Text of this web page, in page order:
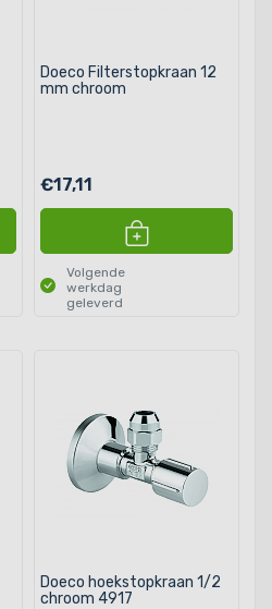
Doeco Filterstopkraan 12
mm chroom
€17,11
Volgende
werkdag
geleverd
Doeco hoekstopkraan 1/2
chroom 4917